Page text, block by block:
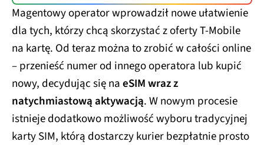
Magentowy operator wprowadził nowe ułatwienie
dla tych, którzy chcą skorzystać z oferty T-Mobile
na kartę. Od teraz można to zrobić w całości online
– przenieść numer od innego operatora lub kupić
nowy, decydując się naeSIM wraz z
natychmiastową aktywacją. W nowym procesie
istnieje dodatkowo możliwość wyboru tradycyjnej
karty SIM, którą dostarczy kurier bezpłatnie prosto